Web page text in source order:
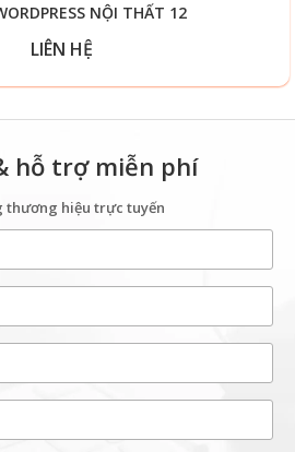
NỘI THẤT 12
LIÊN HỆ
hỗ trợ miễn phí
thương hiệu trực tuyến